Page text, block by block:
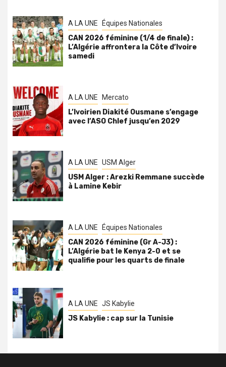
A LA UNE Équipes Nationales
CAN 2026 féminine (1/4 de finale) :
L’Algérie affrontera la Côte d’Ivoire
samedi
A LA UNE Mercato
L’Ivoirien Diakité Ousmane s’engage
avec l’ASO Chlef jusqu’en 2029
A LA UNE USM Alger
USM Alger : Arezki Remmane succède
à Lamine Kebir
A LA UNE Équipes Nationales
CAN 2026 féminine (Gr A-J3) :
L’Algérie bat le Kenya 2-0 et se
qualifie pour les quarts de finale
A LA UNE JS Kabylie
JS Kabylie : cap sur la Tunisie